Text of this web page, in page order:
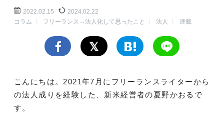
2022.02.15
2024.02.22
コラム
フリーランス→法人化して思ったこと 法人 連載
こんにちは。2021年7月にフリーランスライターから
の法人成りを経験した、新米経営者の夏野かおるで
す。